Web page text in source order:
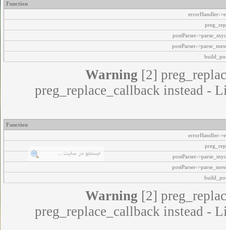
Function
errorHandler-
postParser-
postParser-
Warning [2]
preg_replace_callback instead -
Function
errorHandler-
postParser-
postParser-
Warning [2]
preg_replace_callback instead -